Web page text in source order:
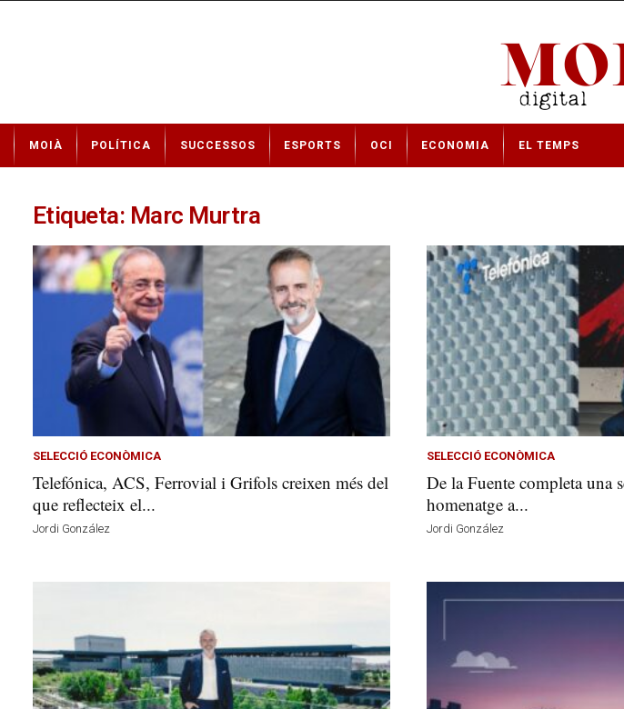
t
MOIÀ POLÍTICA SUCCESSOS ESPORTS OCI ECONOMIA EL TEMPS
Etiqueta: Marc Murtra
SELECCIÓ ECONÒMICA
Telefónica, ACS, Ferrovial i Grifols creixen més del
que reflecteix el...
Jordi González
SELECCIÓ ECONÒMICA
De la Fuente completa una
homenatge a...
Jordi González